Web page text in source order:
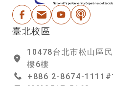
Facebook
電子信箱YoutubePodcast
臺北校區
10478台北市松山區
樓6樓
+886 2-8674-